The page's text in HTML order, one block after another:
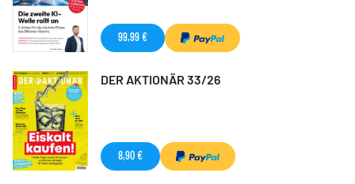
99,99 €
DER AKTIONÄR 33/26
8,90 €